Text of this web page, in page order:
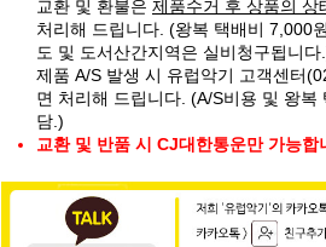
교환 및 환불은 제품수거 후 상품의 상
처리해 드립니다. (왕복 택배비 7,000
도 및 도서산간지역은 실비청구됩니다
제품 A/S 발생 시 유럽악기 고객센터
면 처리해 드립니다. (A/S비용 및 왕복
담.)
교환 및 반품 시 CJ대한통운만 가능합